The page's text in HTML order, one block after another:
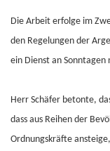
Die Arbeit erfolge im
den Regelungen der
ein Dienst an
Herr Schäfer betonte,
dass aus Reihen der
Ordnungskräfte